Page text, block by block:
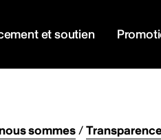
et soutien
sommes/